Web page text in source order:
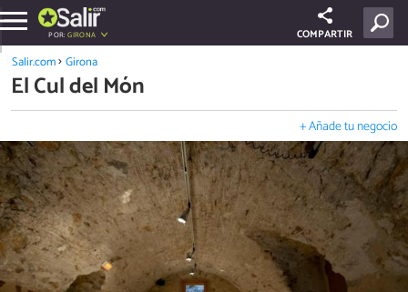
POR:GIRONA COMPARTIR
Salir.com Girona
El Cul del Món
+ Añade tu negocio